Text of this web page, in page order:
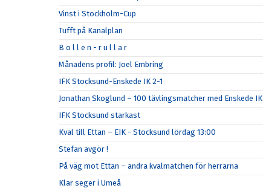
Vinst i Stockholm-Cup
Tufft på Kanalplan
B o l l e n - r u l l a r
Månadens profil: Joel Embring
IFK Stocksund-Enskede IK 2-1
Jonathan Skoglund – 100 tävlingsmatcher med Enskede IK
IFK Stocksund starkast
Kval till Ettan – EIK - Stocksund lördag 13:00
Stefan avgör !
På väg mot Ettan – andra kvalmatchen för herrarna
Klar seger i Umeå